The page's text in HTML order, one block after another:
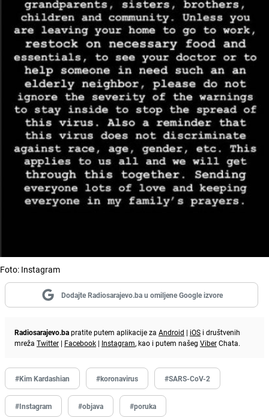
Foto: Instagram
Dodajte Radiosarajevo.ba u omiljene Google izvore
Radiosarajevo.bapratite putem aplikacije za Android | iOS i društvenih
mreža Twitter | Facebook | Instagram, kao i putem našeg ViberChata.
#Kim Kardashian #koronavirus #SARS-CoV-2
#Instagram #objava #poruka